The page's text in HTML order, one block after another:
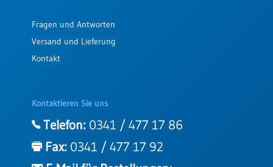
Fragen und Antworten
Versand und Lieferung
Kontakt
Kontaktieren Sie uns
Telefon: 0341 / 477 17 86
Fax: 0341 / 477 17 92